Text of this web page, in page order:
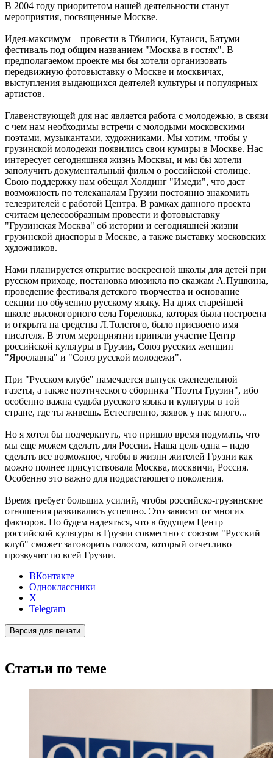
В 2004 году приоритетом нашей деятельности станут
мероприятия, посвященные Москве.
Идея-максимум – провести в Тбилиси, Кутаиси, Батуми
фестиваль под общим названием "Москва в гостях". В
предполагаемом проекте мы бы хотели организовать
передвижную фотовыставку о Москве и москвичах,
выступления выдающихся деятелей культуры и популярных
артистов.
Главенствующей для нас является работа с молодежью, в связи
с чем нам необходимы встречи с молодыми московскими
поэтами, музыкантами, художниками. Мы хотим, чтобы у
грузинской молодежи появились свои кумиры в Москве. Нас
интересует сегодняшняя жизнь Москвы, и мы бы хотели
заполучить документальный фильм о российской столице.
Свою поддержку нам обещал Холдинг "Имеди", что даст
возможность по телеканалам Грузии постоянно знакомить
телезрителей с работой Центра. В рамках данного проекта
считаем целесообразным провести и фотовыставку
"Грузинская Москва" об истории и сегодняшней жизни
грузинской диаспоры в Москве, а также выставку московских
художников.
Нами планируется открытие воскресной школы для детей при
русском приходе, постановка мюзикла по сказкам А.Пушкина,
проведение фестиваля детского творчества и основание
секции по обучению русскому языку. На днях старейшей
школе высокогорного села Гореловка, которая была построена
и открыта на средства Л.Толстого, было присвоено имя
писателя. В этом мероприятии приняли участие Центр
российской культуры в Грузии, Союз русских женщин
"Ярославна" и "Союз русской молодежи".
При "Русском клубе" намечается выпуск еженедельной
газеты, а также поэтического сборника "Поэты Грузии", ибо
особенно важна судьба русского языка и культуры в той
стране, где ты живешь. Естественно, заявок у нас много...
Но я хотел бы подчеркнуть, что пришло время подумать, что
мы еще можем сделать для России. Наша цель одна – надо
сделать все возможное, чтобы в жизни жителей Грузии как
можно полнее присутствовала Москва, москвичи, Россия.
Особенно это важно для подрастающего поколения.
Время требует больших усилий, чтобы российско-грузинские
отношения развивались успешно. Это зависит от многих
факторов. Но будем надеяться, что в будущем Центр
российской культуры в Грузии совместно с союзом "Русский
клуб" сможет заговорить голосом, который отчетливо
прозвучит по всей Грузии.
ВКонтакте
Одноклассники
X
Telegram
Версия для печати
Статьи по теме